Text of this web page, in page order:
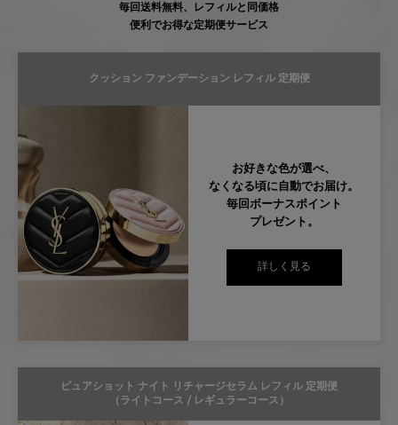
毎回送料無料、レフィルと同価格
便利でお得な定期便サービス
クッション ファンデーション レフィル 定期便
お好きな色が選べ、
なくなる頃に自動でお届け。
毎回ボーナスポイント
プレゼント。
詳しく見る
ピュアショット ナイト リチャージセラム レフィル 定期便
（ライトコース / レギュラーコース）